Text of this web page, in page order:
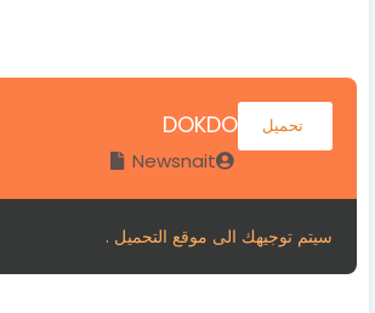
DOKDO تحميل
Newsnait
سيتم توجيهك الى موقع التحميل .